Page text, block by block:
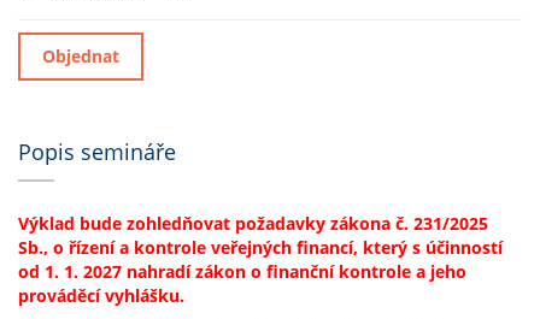
Objednat
Popis semináře
Výklad bude zohledňovat požadavky zákona č. 231/2025
Sb., o řízení a kontrole veřejných financí, který s účinností
od 1. 1. 2027 nahradí zákon o finanční kontrole a jeho
prováděcí vyhlášku.